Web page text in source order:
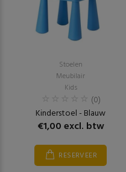
Stoelen
Meubilair
Kids
(0)
Kinderstoel - Blauw
€1,00 excl. btw
RESERVEER